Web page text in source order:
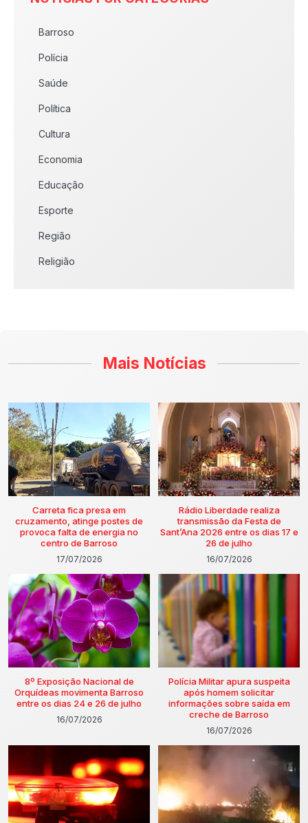
Barroso
Polícia
Saúde
Política
Cultura
Economia
Educação
Esporte
Região
Religião
Mais Notícias
Carreta fica presa em
cruzamento, atinge postes de
provoca falta de energia no
centro de Barroso
17/07/2026
Rádio Liberdade realiza
transmissão da Festa de
Sant’Ana 2026 entre os dias 17 e
26 de julho
16/07/2026
8º Exposição Nacional de
Orquídeas movimenta Barroso
entre os dias 24 e 26 de julho
16/07/2026
Polícia Militar apura suspeita
após homem solicitar
informações sobre saída em
creche de Barroso
16/07/2026